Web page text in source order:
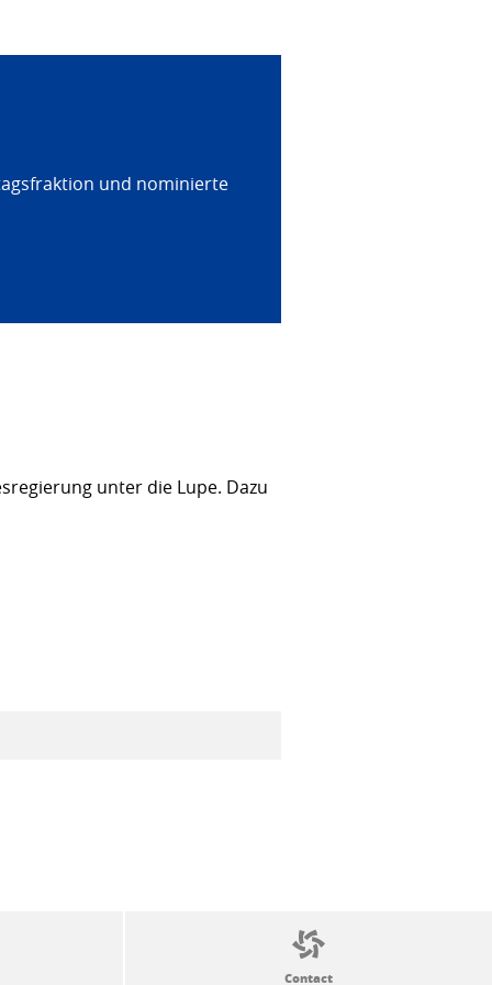
und nominierte
unter die Lupe. Dazu